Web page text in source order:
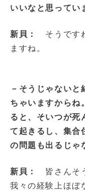
いいなと思ってい
新貝： そうです
ますね。
－そうじゃないと
ちゃいますからね
ると、そいつが死
て起きるし、集合
の問題も出るじゃ
新貝： 皆さんそ
我々の経験上ほぼ